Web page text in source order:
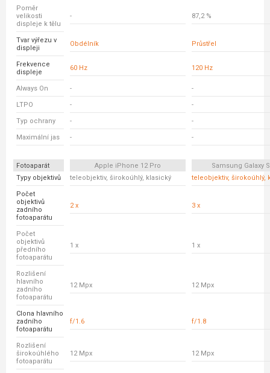
Poměr
velikosti
displeje k tělu
- 87,2 %
Tvar výřezu v
displeji
Obdélník Průstřel
Frekvence
displeje
60 Hz 120 Hz
Always On - -
LTPO - -
Typ ochrany - -
Maximální jas - -
Fotoaparát Apple iPhone 12 Pro
Samsung Galaxy
Typy objektivů
teleobjektiv, širokoúhlý, klasický teleobjektiv, širokoúhlý,
Počet
objektivů
zadního
fotoaparátu
2 x 3 x
Počet
objektivů
předního
fotoaparátu
1 x 1 x
Rozlišení
hlavního
zadního
fotoaparátu
12 Mpx 12 Mpx
Clona hlavního
zadního
fotoaparátu
f/1.6 f/1.8
Rozlišení
širokoúhlého
fotoaparátu
12 Mpx 12 Mpx